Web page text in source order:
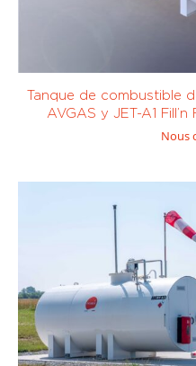
Sur
Diésel /
Combustible /
GNR
De 0 a 450
litros(0)
Tanque de combustible
AVGAS y JET-A1
Nous